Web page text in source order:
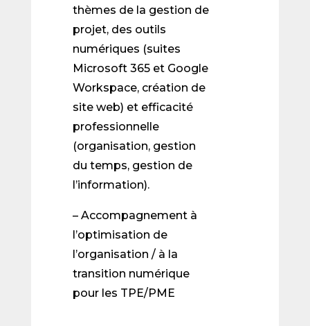
thèmes de la gestion de
projet, des outils
numériques (suites
Microsoft 365 et Google
Workspace, création de
site web) et efficacité
professionnelle
(organisation, gestion
du temps, gestion de
l’information).
– Accompagnement à
l’optimisation de
l’organisation / à la
transition numérique
pour les TPE/PME